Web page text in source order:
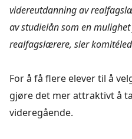
videreutdanning av
av studielån som en
realfagslærere, sier
For å få flere elever til å
gjøre det mer attraktivt å
videregående.